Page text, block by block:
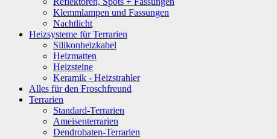
Klemmlampen und Fassungen
Nachtlicht
Heizsysteme für Terrarien
Silikonheizkabel
Heizmatten
Heizsteine
Keramik - Heizstrahler
Alles für den Froschfreund
Terrarien
Standard-Terrarien
Ameisenterrarien
Dendrobaten-Terrarien